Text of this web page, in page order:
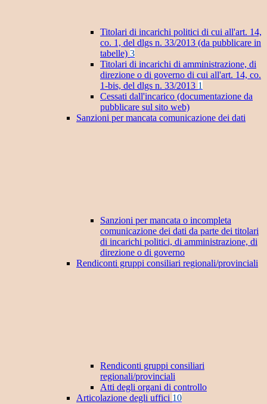
Titolari di incarichi politici di cui all'art. 14,
co. 1, del dlgs n. 33/2013 (da pubblicare in
tabelle) 3
Titolari di incarichi di amministrazione, di
direzione o di governo di cui all'art. 14, co.
1-bis, del dlgs n. 33/2013 1
Cessati dall'incarico (documentazione da
pubblicare sul sito web)
Sanzioni per mancata comunicazione dei dati
Sanzioni per mancata o incompleta
comunicazione dei dati da parte dei titolari
di incarichi politici, di amministrazione, di
direzione o di governo
Rendiconti gruppi consiliari regionali/provinciali
Rendiconti gruppi consiliari
regionali/provinciali
Atti degli organi di controllo
Articolazione degli uffici 10